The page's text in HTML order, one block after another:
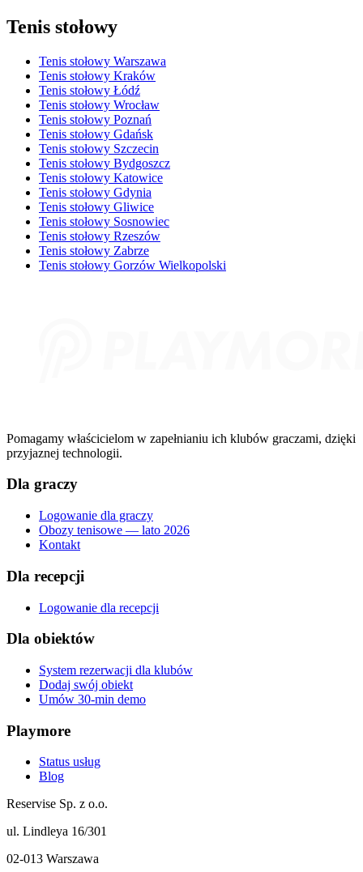
Tenis stołowy
Tenis stołowy Warszawa
Tenis stołowy Kraków
Tenis stołowy Łódź
Tenis stołowy Wrocław
Tenis stołowy Poznań
Tenis stołowy Gdańsk
Tenis stołowy Szczecin
Tenis stołowy Bydgoszcz
Tenis stołowy Katowice
Tenis stołowy Gdynia
Tenis stołowy Gliwice
Tenis stołowy Sosnowiec
Tenis stołowy Rzeszów
Tenis stołowy Zabrze
Tenis stołowy Gorzów Wielkopolski
Pomagamy właścicielom w zapełnianiu ich klubów graczami, dzięki
przyjaznej technologii.
Dla graczy
Logowanie dla graczy
Obozy tenisowe — lato 2026
Kontakt
Dla recepcji
Logowanie dla recepcji
Dla obiektów
System rezerwacji dla klubów
Dodaj swój obiekt
Umów 30-min demo
Playmore
Status usług
Blog
Reservise Sp. z o.o.
ul. Lindleya 16/301
02-013 Warszawa